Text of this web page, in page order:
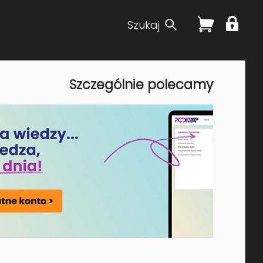
Szczególnie polecamy
Szukaj
dofinansowania i
całym procesem rozwoju kompetencji w
rozwojowych oraz koordynację projektów
system szkoleń, oszczędność czasu wewnętrznych